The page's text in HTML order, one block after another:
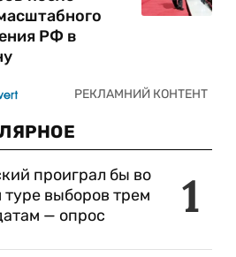
РФ в
1
проиграл бы во
туре выборов трем
— опрос